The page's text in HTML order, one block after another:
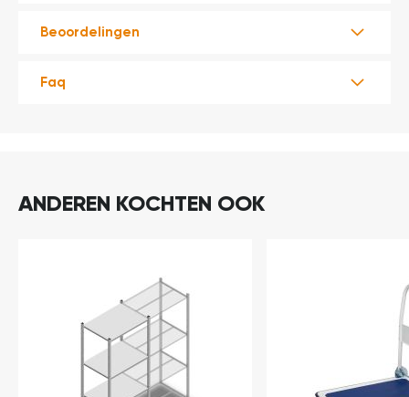
account
Beoordelingen
Faq
ANDEREN KOCHTEN OOK